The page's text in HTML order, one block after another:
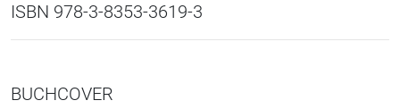
ISBN 978-3-8353-3619-3
BUCHCOVER